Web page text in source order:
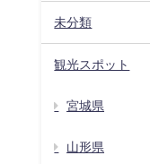
未分類
観光スポット
宮城県
山形県